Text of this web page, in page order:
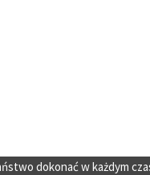
dokonać w każdym